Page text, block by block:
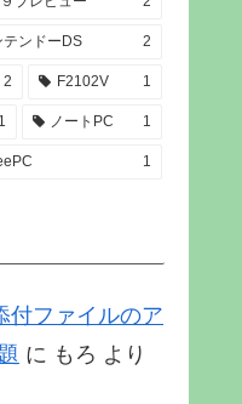
テンドーDS 2
2 F2102V 1
1 ノートPC 1
1
付ファイルのア
に もろ より